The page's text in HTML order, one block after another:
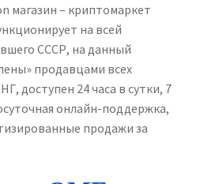
магазин – криптомаркет
на всей
СССР, на данный
продавцами всех
доступен 24 часа в сутки, 7
онлайн-поддержка,
продажи за